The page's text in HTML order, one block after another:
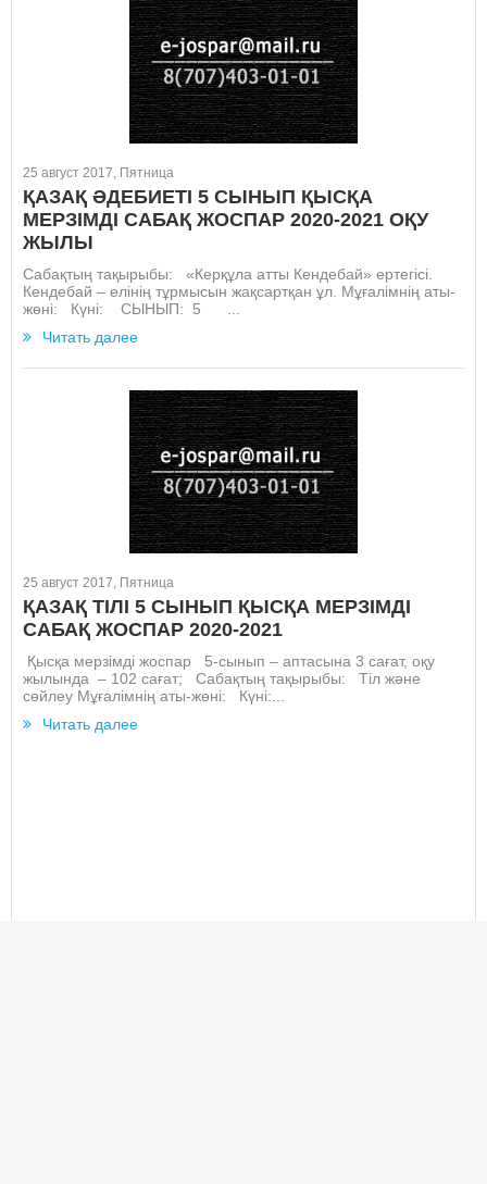
25 август 2017, Пятница
ҚАЗАҚ ӘДЕБИЕТІ 5 СЫНЫП ҚЫСҚА
МЕРЗІМДІ САБАҚ ЖОСПАР 2020-2021 ОҚУ
ЖЫЛЫ
Сабақтың тақырыбы: «Керқұла атты Кендебай» ертегісі.
Кендебай – елінің тұрмысын жақсартқан ұл. Мұғалімнің аты-
жөні: Күні: СЫНЫП: 5 ...
Читать далее
25 август 2017, Пятница
ҚАЗАҚ ТІЛІ 5 СЫНЫП ҚЫСҚА МЕРЗІМДІ
САБАҚ ЖОСПАР 2020-2021
Қысқа мерзімді жоспар 5-сынып – аптасына 3 сағат, оқу
жылында – 102 сағат; Сабақтың тақырыбы: Тіл және
сөйлеу Мұғалімнің аты-жөні: Күні:...
Читать далее